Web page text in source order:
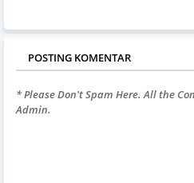
POSTING KOMENTAR
* Please Don't Spam Here. All the
Admin.